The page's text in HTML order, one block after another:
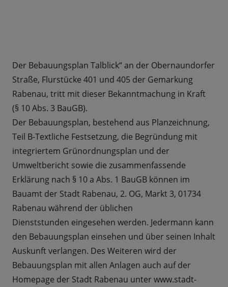
Der Bebauungsplan Talblick“ an der Obernaundorfer
Straße, Flurstücke 401 und 405 der Gemarkung
Rabenau, tritt mit dieser Bekanntmachung in Kraft
(§ 10 Abs. 3 BauGB).
Der Bebauungsplan, bestehend aus Planzeichnung,
Teil B-Textliche Festsetzung, die Begründung mit
integriertem Grünordnungsplan und der
Umweltbericht sowie die zusammenfassende
Erklärung nach § 10 a Abs. 1 BauGB können im
Bauamt der Stadt Rabenau, 2. OG, Markt 3, 01734
Rabenau während der üblichen
Dienststunden eingesehen werden. Jedermann kann
den Bebauungsplan einsehen und über seinen Inhalt
Auskunft verlangen. Des Weiteren wird der
Bebauungsplan mit allen Anlagen auch auf der
Homepage der Stadt Rabenau unter www.stadt-